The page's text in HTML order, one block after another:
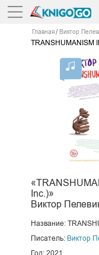
Главная Виктор
TRANSHUMANISM
Inc.)»
Виктор
Название:
Писатель: Виктор
Год: 2021